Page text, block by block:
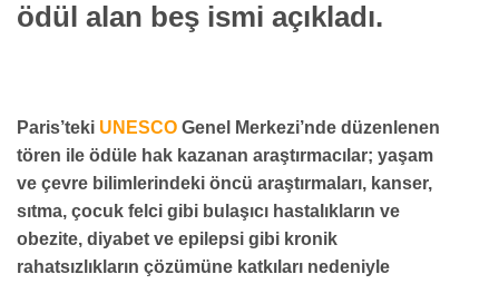
ödül alan beş ismi açıkladı.
Paris’teki UNESCO Genel Merkezi’nde düzenlenen
tören ile ödüle hak kazanan araştırmacılar; yaşam
ve çevre bilimlerindeki öncü araştırmaları, kanser,
sıtma, çocuk felci gibi bulaşıcı hastalıkların ve
obezite, diyabet ve epilepsi gibi kronik
rahatsızlıkların çözümüne katkıları nedeniyle